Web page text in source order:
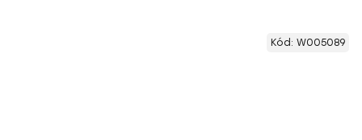
Kód: W005089